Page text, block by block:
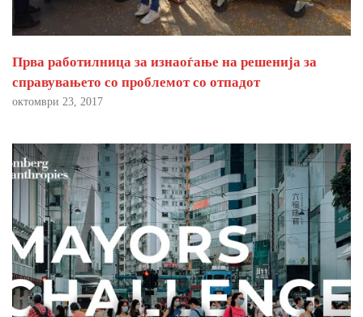
Прва работилница за изнаоѓање на решенија за
справувањето со проблемот со отпадот
октомври 23, 2017